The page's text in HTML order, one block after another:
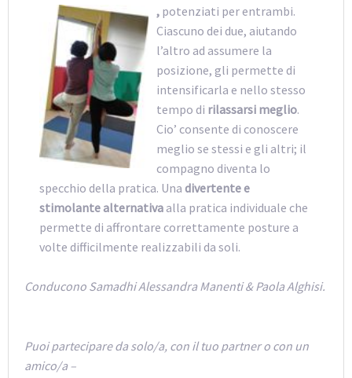
, potenziati per entrambi.
Ciascuno dei due, aiutando
l’altro ad assumere la
posizione, gli permette di
intensificarla e nello stesso
tempo di rilassarsi meglio.
Cio’ consente di conoscere
meglio se stessi e gli altri; il
compagno diventa lo
specchio della pratica. Unadivertente e
stimolante alternativa alla pratica individuale che
permette di affrontare correttamente posture a
volte difficilmente realizzabili da soli.
Conducono Samadhi Alessandra Manenti & Paola Alghisi.
Puoi partecipare da solo/a, con il tuo partner o con un
amico/a –